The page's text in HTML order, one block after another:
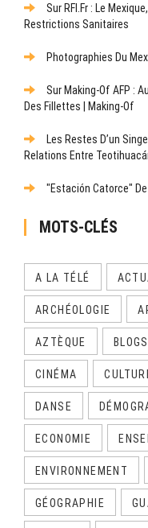
Sur RFI.fr : Le
Restrictions Sanitaires
Photographies Du
Sur Making-Of AFP :
Des Fillettes | Making-Of
Les Restes D’un
Relations Entre
"Estación Catorce"
MOTS-CLÉS
A LA TÉLÉ
ARCHÉOLOGIE
AZTÈQUE BLOGS
CINÉMA
DANSE
ECONOMIE
ENVIRONNEMENT
GÉOGRAPHIE